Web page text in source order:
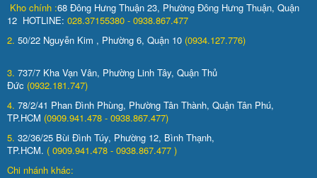
Kho chính :68 Đông Hưng Thuận 23, Phường Đông Hưng Thuận, Quận
12 HOTLINE: 028.37155380 - 0938.867.477
2. 50/22 Nguyễn Kim , Phường 6, Quận 10 (0934.127.776)
3. 737/7 Kha Vạn Vân, Phường Linh Tây, Quận Thủ
Đức (0932.181.747)
4. 78/2/41 Phan Đình Phùng, Phường Tân Thành, Quận Tân Phú,
TP.HCM (0909.941.478 - 0938.867.477)
5. 32/36/25 Bùi Đình Túy, Phường 12, Bình Thạnh,
TP.HCM. ( 0909.941.478 - 0938.867.477 )
Chi nhánh khác: